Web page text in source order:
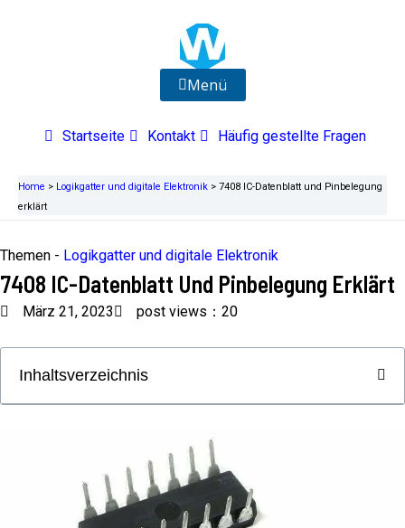
Menü
Startseite Kontakt Häufig gestellte Fragen
Home > Logikgatter und digitale Elektronik > 7408 IC-Datenblatt und Pinbelegung
erklärt
Themen - Logikgatter und digitale Elektronik
7408 IC-Datenblatt Und Pinbelegung Erklärt
März 21, 2023 post views：20
Inhaltsverzeichnis